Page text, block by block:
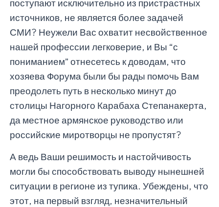
поступают исключительно из пристрастных
источников, не является более задачей
СМИ? Неужели Вас охватит несвойственное
нашей профессии легковерие, и Вы “с
пониманием” отнесетесь к доводам, что
хозяева Форума были бы рады помочь Вам
преодолеть путь в несколько минут до
столицы Нагорного Карабаха Степанакерта,
да местное армянское руководство или
российские миротворцы не пропустят?
А ведь Ваши решимость и настойчивость
могли бы способствовать выводу нынешней
ситуации в регионе из тупика. Убеждены, что
этот, на первый взгляд, незначительный